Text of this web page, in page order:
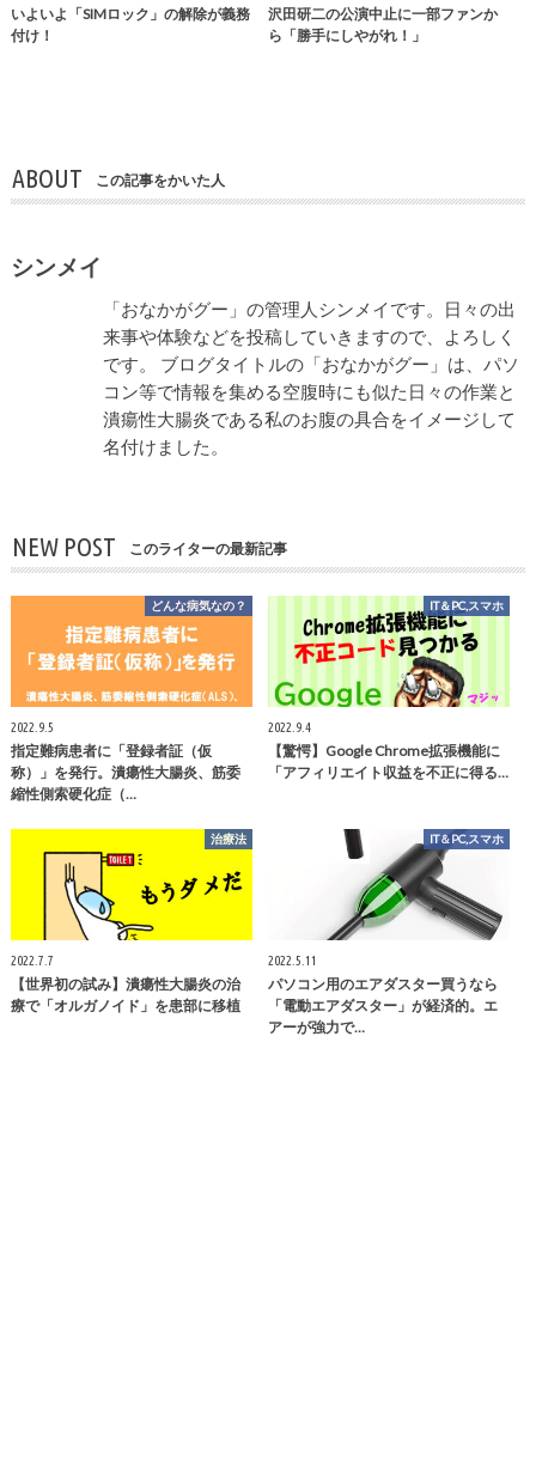
いよいよ「SIMロック」の解除が義務
付け！
沢田研二の公演中止に一部ファンか
ら「勝手にしやがれ！」
ABOUT この記事をかいた人
シンメイ
「おなかがグー」の管理人シンメイです。日々の出
来事や体験などを投稿していきますので、よろしく
です。 ブログタイトルの「おなかがグー」は、パソ
コン等で情報を集める空腹時にも似た日々の作業と
潰瘍性大腸炎である私のお腹の具合をイメージして
名付けました。
NEW POST このライターの最新記事
どんな病気なの？
2022.9.5
指定難病患者に「登録者証（仮
称）」を発行。潰瘍性大腸炎、筋委
縮性側索硬化症（…
IT＆PC,スマホ
2022.9.4
【驚愕】Google Chrome拡張機能に
「アフィリエイト収益を不正に得る…
治療法
2022.7.7
【世界初の試み】潰瘍性大腸炎の治
療で「オルガノイド」を患部に移植
IT＆PC,スマホ
2022.5.11
パソコン用のエアダスター買うなら
「電動エアダスター」が経済的。エ
アーが強力で…